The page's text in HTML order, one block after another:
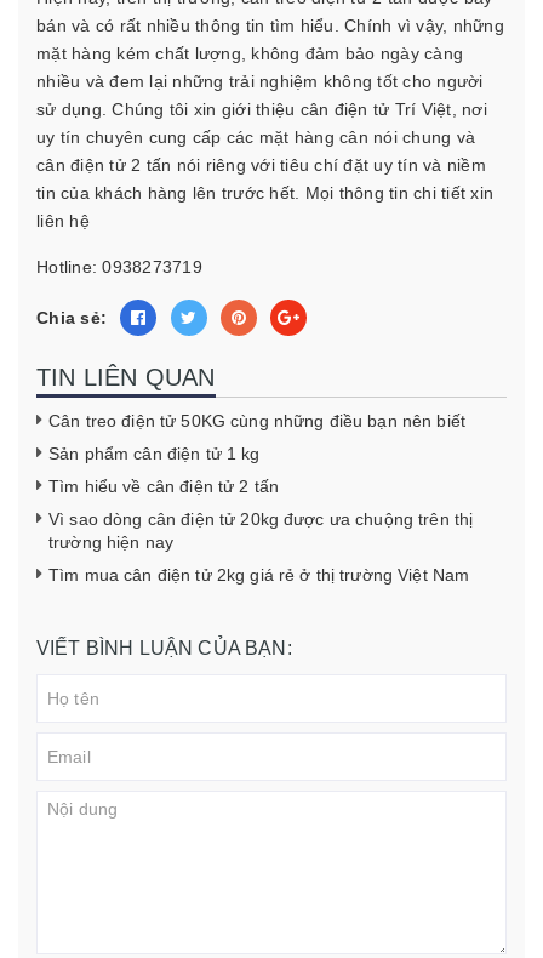
bán và có rất nhiều thông tin tìm hiểu. Chính vì vậy, những
mặt hàng kém chất lượng, không đảm bảo ngày càng
nhiều và đem lại những trải nghiệm không tốt cho người
sử dụng. Chúng tôi xin giới thiệu cân điện tử Trí Việt, nơi
uy tín chuyên cung cấp các mặt hàng cân nói chung và
cân điện tử 2 tấn nói riêng với tiêu chí đặt uy tín và niềm
tin của khách hàng lên trước hết. Mọi thông tin chi tiết xin
liên hệ
Hotline: 0938273719
Chia sẻ:
TIN LIÊN QUAN
Cân treo điện tử 50KG cùng những điều bạn nên biết
Sản phẩm cân điện tử 1 kg
Tìm hiểu về cân điện tử 2 tấn
Vì sao dòng cân điện tử 20kg được ưa chuộng trên thị
trường hiện nay
Tìm mua cân điện tử 2kg giá rẻ ở thị trường Việt Nam
VIẾT BÌNH LUẬN CỦA BẠN: